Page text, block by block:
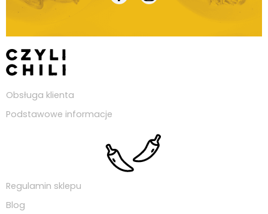
Obsługa klienta
Podstawowe informacje
Regulamin sklepu
Blog